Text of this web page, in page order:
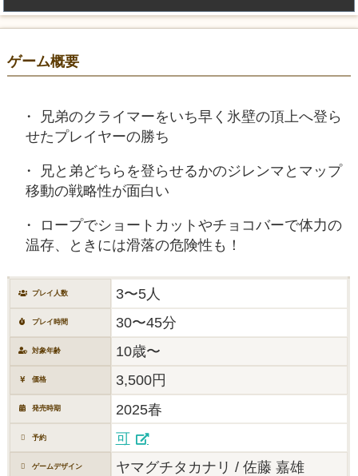
ゲーム概要
兄弟のクライマーをいち早く氷壁の頂上へ登ら
せたプレイヤーの勝ち
兄と弟どちらを登らせるかのジレンマとマップ
移動の戦略性が面白い
ロープでショートカットやチョコバーで体力の
温存、ときには滑落の危険性も！
プレイ人数 3〜5人
プレイ時間 30〜45分
対象年齢 10歳〜
価格 3,500円
発売時期 2025春
予約 可
ゲームデザイン ヤマグチタカナリ / 佐藤 嘉雄